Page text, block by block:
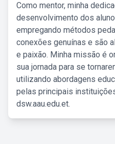
Como mentor, minha
desenvolvimento dos
empregando métodos
conexões genuínas e são
e paixão. Minha missão é
sua jornada para se
utilizando abordagens
pelas principais
dsw.aau.edu.et.